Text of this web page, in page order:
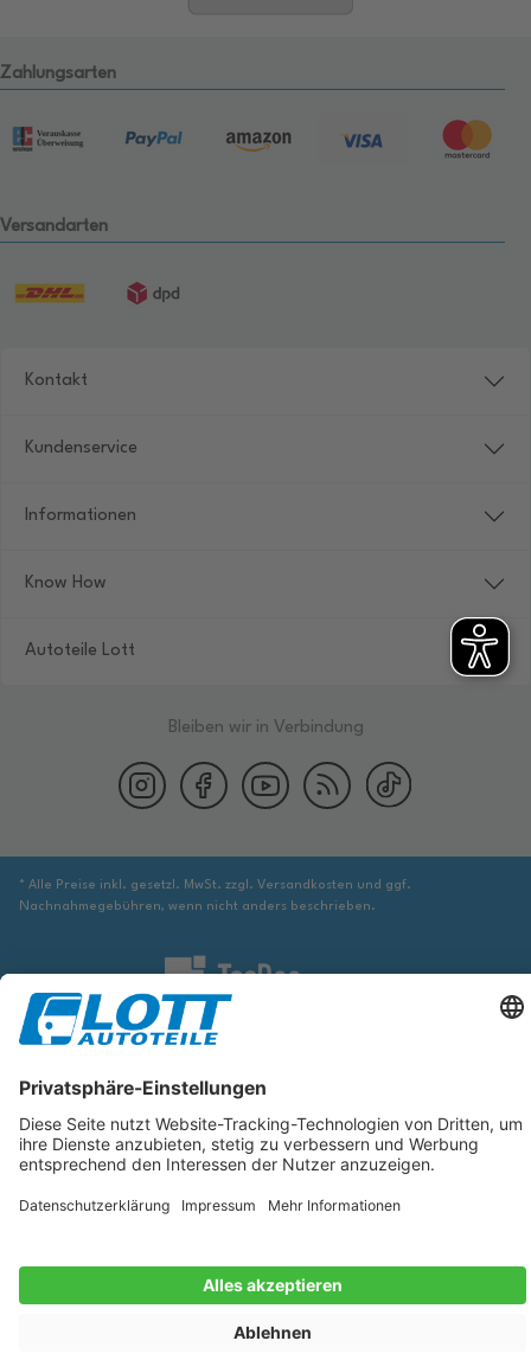
Zahlungsarten
Versandarten
Kontakt
Kundenservice
Informationen
Know How
Autoteile Lott
Bleiben wir in Verbindung
* Alle Preise inkl. gesetzl. MwSt. zzgl. Versandkosten und ggf.
Nachnahmegebühren, wenn nicht anders beschrieben.
Wir sind verpflichtet Sie darauf hinzuweisen, dass Sie ggf. ergänzende
entspricht und für das betreffende Automobil passt.
Die hier angezeigten Daten, insbesondere die gesamte Datenbank, dürfen
nicht kopiert werden. Es ist zu unterlassen, die Daten oder die gesamte
Datenbank ohne vorherige Zustimmung von TecDoc zu vervielfältigen, zu
verbreiten und/oder diese Handlungen durch Dritte ausführen zu lassen.